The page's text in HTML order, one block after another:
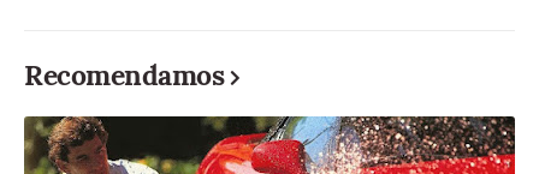
Recomendamos